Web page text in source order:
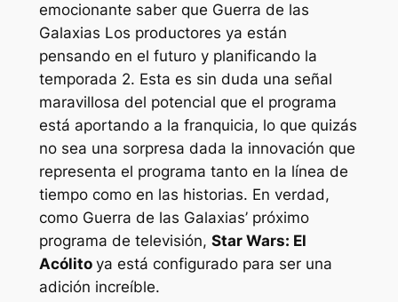
emocionante saber que Guerra de las
Galaxias Los productores ya están
pensando en el futuro y planificando la
temporada 2. Esta es sin duda una señal
maravillosa del potencial que el programa
está aportando a la franquicia, lo que quizás
no sea una sorpresa dada la innovación que
representa el programa tanto en la línea de
tiempo como en las historias. En verdad,
como Guerra de las Galaxias’ próximo
programa de televisión, Star Wars: El
Acólito ya está configurado para ser una
adición increíble.